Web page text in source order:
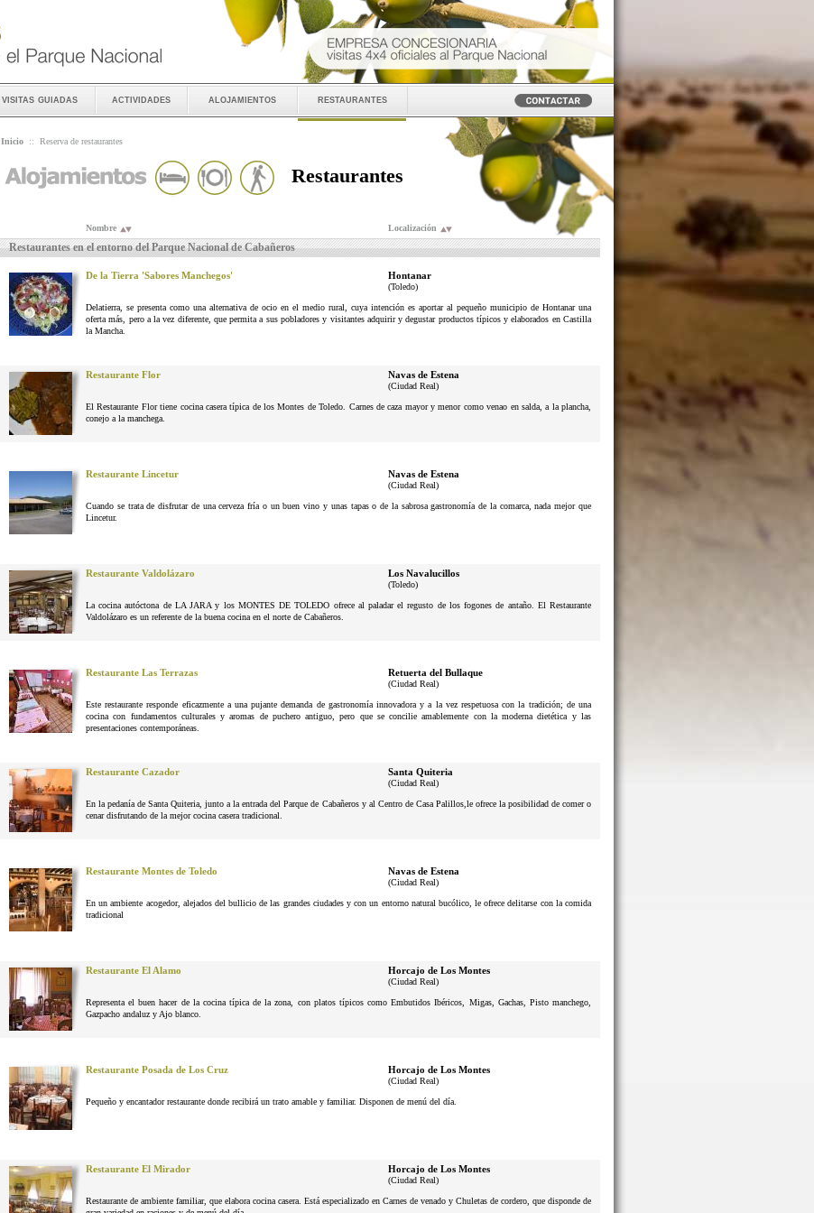
visitas guiadas actividades alojamientos restaurantes
Inicio :: Reserva de restaurantes
Restaurantes
Nombre Localización
Restaurantes en el entorno del Parque Nacional de Cabañeros
De la Tierra 'Sabores Manchegos' Hontanar
(Toledo)
Delatierra, se presenta como una alternativa de ocio en el medio rural, cuya intención es aportar al pequeño municipio de Hontanar una
oferta más, pero a la vez diferente, que permita a sus pobladores y visitantes adquirir y degustar productos típicos y elaborados en Castilla
la Mancha.
Restaurante Flor Navas de Estena
(Ciudad Real)
El Restaurante Flor tiene cocina casera típica de los Montes de Toledo. Carnes de caza mayor y menor como venao en salda, a la plancha,
conejo a la manchega.
Restaurante Lincetur Navas de Estena
(Ciudad Real)
Cuando se trata de disfrutar de una cerveza fría o un buen vino y unas tapas o de la sabrosa gastronomía de la comarca, nada mejor que
Lincetur.
Restaurante Valdolázaro Los Navalucillos
(Toledo)
La cocina autóctona de LA JARA y los MONTES DE TOLEDO ofrece al paladar el regusto de los fogones de antaño. El Restaurante
Valdolázaro es un referente de la buena cocina en el norte de Cabañeros.
Restaurante Las Terrazas Retuerta del Bullaque
(Ciudad Real)
Este restaurante responde eficazmente a una pujante demanda de gastronomía innovadora y a la vez respetuosa con la tradición; de una
cocina con fundamentos culturales y aromas de puchero antiguo, pero que se concilie amablemente con la moderna dietética y las
presentaciones contemporáneas.
Restaurante Cazador Santa Quiteria
(Ciudad Real)
En la pedanía de Santa Quiteria, junto a la entrada del Parque de Cabañeros y al Centro de Casa Palillos,le ofrece la posibilidad de comer o
cenar disfrutando de la mejor cocina casera tradicional.
Restaurante Montes de Toledo Navas de Estena
(Ciudad Real)
En un ambiente acogedor, alejados del bullicio de las grandes ciudades y con un entorno natural bucólico, le ofrece delitarse con la comida
tradicional
Restaurante El Alamo Horcajo de Los Montes
(Ciudad Real)
Representa el buen hacer de la cocina típica de la zona, con platos típicos como Embutidos Ibéricos, Migas, Gachas, Pisto manchego,
Gazpacho andaluz y Ajo blanco.
Restaurante Posada de Los Cruz Horcajo de Los Montes
(Ciudad Real)
Pequeño y encantador restaurante donde recibirá un trato amable y familiar. Disponen de menú del día.
Restaurante El Mirador Horcajo de Los Montes
(Ciudad Real)
Restaurante de ambiente familiar, que elabora cocina casera. Está especializado en Carnes de venado y Chuletas de cordero, que disponde de